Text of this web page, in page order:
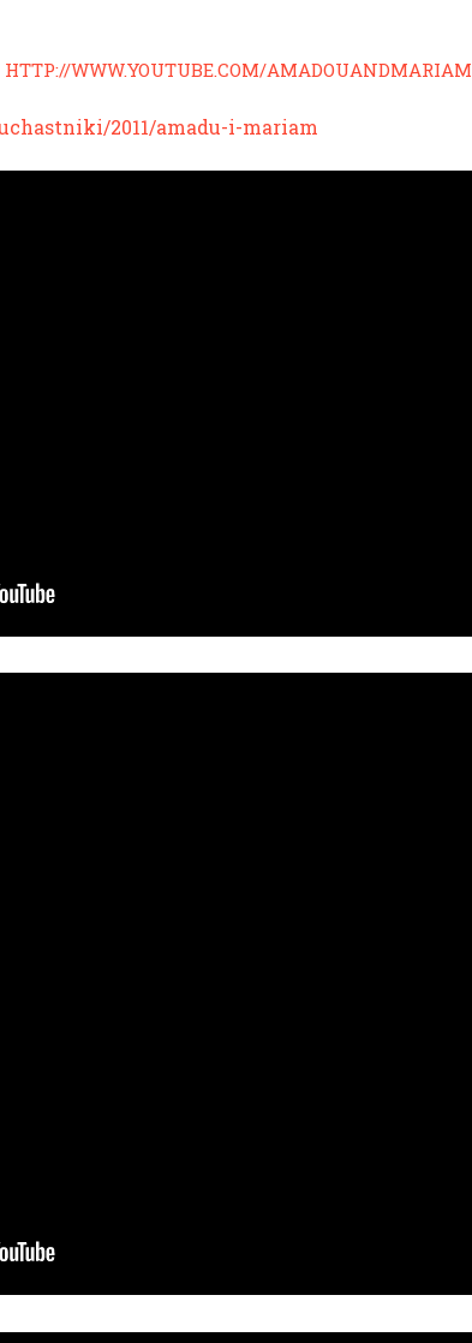
HTTP://WWW.YOUTUBE.COM/AMADOUANDMARIAM
2011/amadu-i-mariam